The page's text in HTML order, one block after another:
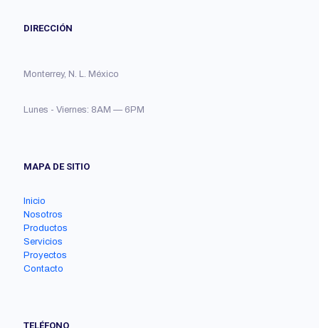
DIRECCIÓN
Monterrey, N. L. México
Lunes - Viernes: 8AM — 6PM
MAPA DE SITIO
Inicio
Nosotros
Productos
Servicios
Proyectos
Contacto
TELÉFONO